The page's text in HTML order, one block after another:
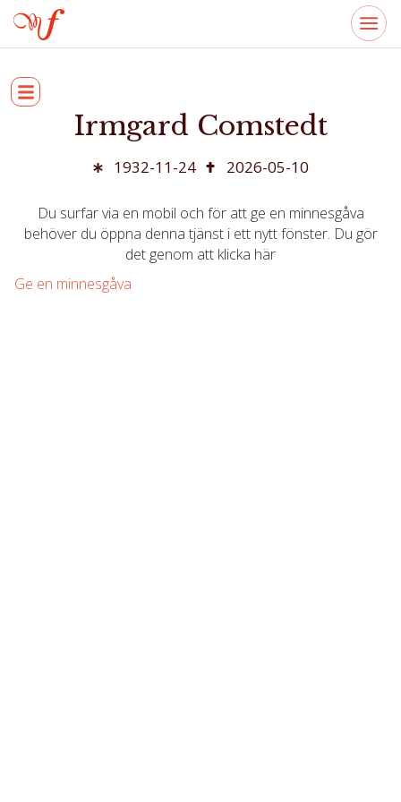
Irmgard Comstedt
1932-11-24 2026-05-10
Du surfar via en mobil och för att ge en minnesgåva
behöver du öppna denna tjänst i ett nytt fönster. Du gör
det genom att klicka här
Ge en minnesgåva